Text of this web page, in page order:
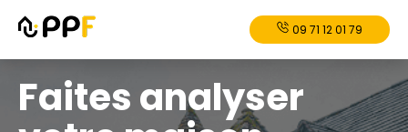
09 71 12 01 79
Faites analyser